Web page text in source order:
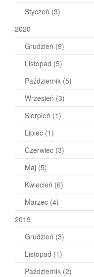
Styczeń (3)
2020
Grudzień (9)
Listopad (5)
Październik (5)
Wrzesień (3)
Sierpień (1)
Lipiec (1)
Czerwiec (3)
Maj (5)
Kwiecień (6)
Marzec (4)
2019
Grudzień (3)
Listopad (1)
Październik (2)